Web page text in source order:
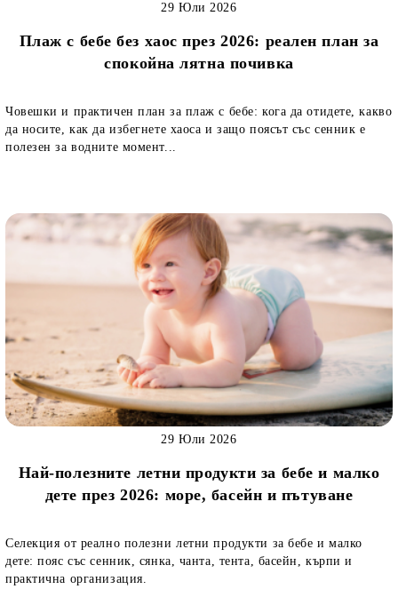
Плаж с бебе без хаос през 2026: реален план за
спокойна лятна почивка
29 Юли 2026
Човешки и практичен план за плаж с бебе: кога да отидете, какво
да носите, как да избегнете хаоса и защо поясът със сенник е
полезен за водните момент...
Най-полезните летни продукти за бебе и малко
дете през 2026: море, басейн и пътуване
29 Юли 2026
Селекция от реално полезни летни продукти за бебе и малко
дете: пояс със сенник, сянка, чанта, тента, басейн, кърпи и
практична организация.